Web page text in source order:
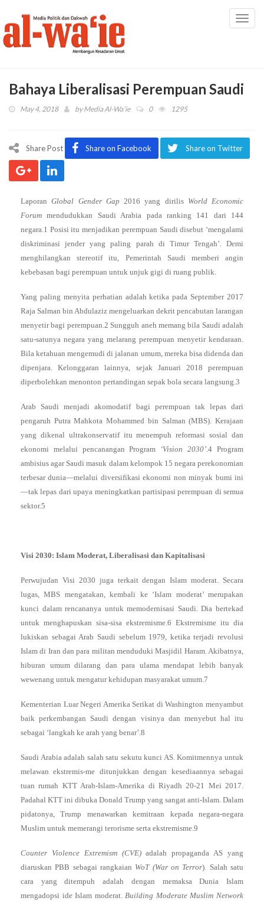
Bahaya Liberalisasi Perempuan Saudi
May 4, 2018 byMedia Al-Wa'ie 0 1295
Share Post Share on Facebook Share on Twitter
LaporanGlobal Gender Gap 2016 yang dirilis World Economic
Forum mendudukkan Saudi Arabia pada ranking 141 dari 144
negara.1 Posisi itu menjadikan perempuan Saudi disebut ‘mengalami
diskriminasi jender yang paling parah di Timur Tengah’. Demi
menghilangkan stereotif itu, Pemerintah Saudi memberi angin
kebebasan bagi perempuan untuk unjuk gigi di ruang publik.
Yang paling menyita perhatian adalah ketika pada September 2017
Raja Salman bin Abdulaziz mengeluarkan dekrit pencabutan larangan
menyetir bagi perempuan.2 Sungguh aneh memang bila Saudi adalah
satu-satunya negara yang melarang perempuan menyetir kendaraan.
Bila ketahuan mengemudi di jalanan umum, mereka bisa didenda dan
dipenjara. Kelonggaran lainnya, sejak Januari 2018 perempuan
diperbolehkan menonton pertandingan sepak bola secara langsung.3
Arab Saudi menjadi akomodatif bagi perempuan tak lepas dari
pengaruh Putra Mahkota Mohammed bin Salman (MBS). Kerajaan
yang dikenal ultrakonservatif itu menempuh reformasi sosial dan
ekonomi melalui pencanangan Program
‘Vision 2030’.4 Program
ambisius agar Saudi masuk dalam kelompok 15 negara perekonomian
terbesar dunia—melalui diversifikasi ekonomi non minyak bumi ini
—tak lepas dari upaya meningkatkan partisipasi perempuan di semua
sektor.5
Visi 2030: Islam Moderat, Liberalisasi dan Kapitalisasi
Perwujudan Visi 2030 juga terkait dengan Islam moderat. Secara
lugas, MBS mengatakan, kembali ke ‘Islam moderat’ merupakan
kunci dalam rencananya untuk memodernisasi Saudi. Dia bertekad
untuk menghapuskan sisa-sisa ekstremisme.6 Ekstremisme itu dia
lukiskan sebagai Arab Saudi sebelum 1979, ketika terjadi revolusi
Islam di Iran dan para militan menduduki Masjidil Haram. Akibatnya,
hiburan umum dilarang dan para ulama mendapat lebih banyak
wewenang untuk mengatur kehidupan masyarakat umum.7
Kementerian Luar Negeri Amerika Serikat di Washington menyambut
baik perkembangan Saudi dengan visinya dan menyebut hal itu
sebagai ‘langkah ke arah yang benar’.8
Saudi Arabia adalah salah satu sekutu kunci AS. Komitmennya untuk
melawan ekstremis-me ditunjukkan dengan kesediaannya sebagai
tuan rumah KTT Arab-Islam-Amerika di Riyadh 20-21 Mei 2017.
Padahal KTT ini dibuka Donald Trump yang sangat anti-Islam. Dalam
pidatonya, Trump menawarkan kemitraan kepada negara-negara
Muslim untuk memerangi terorisme serta ekstremisme.9
Counter Violence Extremism (CVE)adalah propaganda AS yang
diaruskan PBB sebagai rangkaian WoT (War on Terror). Salah satu
cara yang ditempuh adalah dengan memaksa Dunia Islam
mengadopsi ide Islam moderat.Building Moderate Muslim Network